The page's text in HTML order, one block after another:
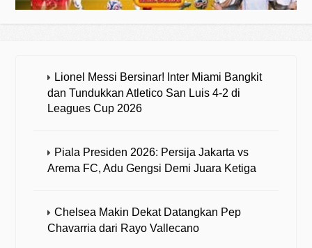
Lionel Messi Bersinar! Inter Miami Bangkit
dan Tundukkan Atletico San Luis 4-2 di
Leagues Cup 2026
Piala Presiden 2026: Persija Jakarta vs
Arema FC, Adu Gengsi Demi Juara Ketiga
Chelsea Makin Dekat Datangkan Pep
Chavarria dari Rayo Vallecano